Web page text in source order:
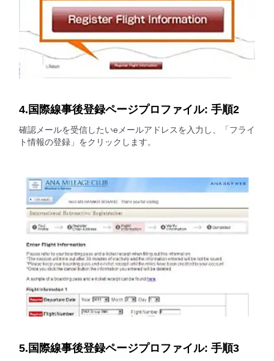
4.国際線事後登録ページプロファイル: 手順2
確認メールを受信したいeメールアドレスを入力し、「フライ
ト情報の登録」をクリックします。
5.国際線事後登録ページプロファイル: 手順3